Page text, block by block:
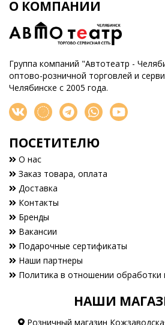
О КОМПАНИИ
Группа компаний "Автотеатр -
оптово-розничной торговлей и
Челябинске с 2005 года.
ПОСЕТИТЕЛЮ
О нас
Заказ товара, оплата
Доставка
Контакты
Бренды
Вакансии
Подарочные сертификаты
Наши партнеры
Политика в отношении обработки
НАШИ
Розничный магазин